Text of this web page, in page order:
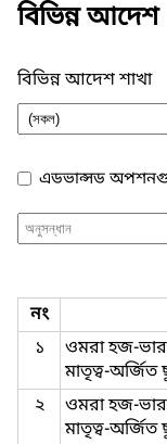
বিভিন্ন আদেশ
বিভিন্ন আদেশ শাখা
এডভান্সড
নং
১
ওমরা হজ-
মাতৃত্ব-অর্জিত
২
ওমরা হজ-
মাতৃত্ব-অর্জিত